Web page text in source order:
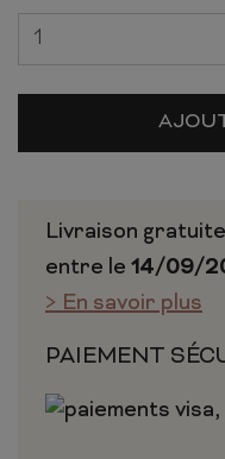
Livraison
entre le 14/09/
> En savoir plus
PAIEMENT